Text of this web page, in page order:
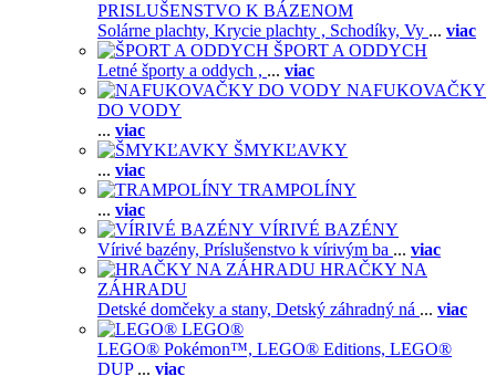
PRISLUŠENSTVO K BÁZENOM
Solárne plachty, Krycie plachty , Schodíky, Vy ... viac
ŠPORT A ODDYCH
Letné športy a oddych , ... viac
NAFUKOVAČKY
DO VODY
... viac
ŠMYKĽAVKY
... viac
TRAMPOLÍNY
... viac
VÍRIVÉ BAZÉNY
Vírivé bazény, Príslušenstvo k vírivým ba ... viac
HRAČKY NA
ZÁHRADU
Detské domčeky a stany, Detský záhradný ná ... viac
LEGO®
LEGO® Pokémon™, LEGO® Editions, LEGO®
DUP ... viac